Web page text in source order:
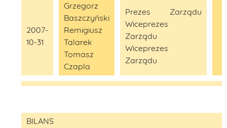
2007-
10-31
Grzegorz
Baszczyński
Remigiusz
Talarek
Tomasz
Czapla
Prezes Zarządu
Wiceprezes
Zarządu
Wiceprezes
Zarządu
BILANS